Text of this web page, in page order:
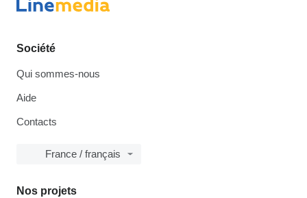
Société
Qui sommes-nous
Aide
Contacts
France / français
Nos projets